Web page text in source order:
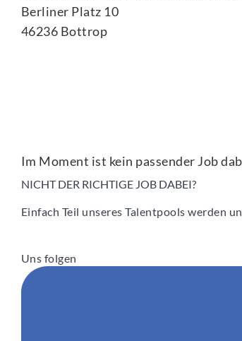
Berliner Platz 10
46236 Bottrop
Im Moment ist kein passender Job
NICHT DER RICHTIGE JOB DABEI?
Einfach Teil unseres Talentpools werden
Uns folgen